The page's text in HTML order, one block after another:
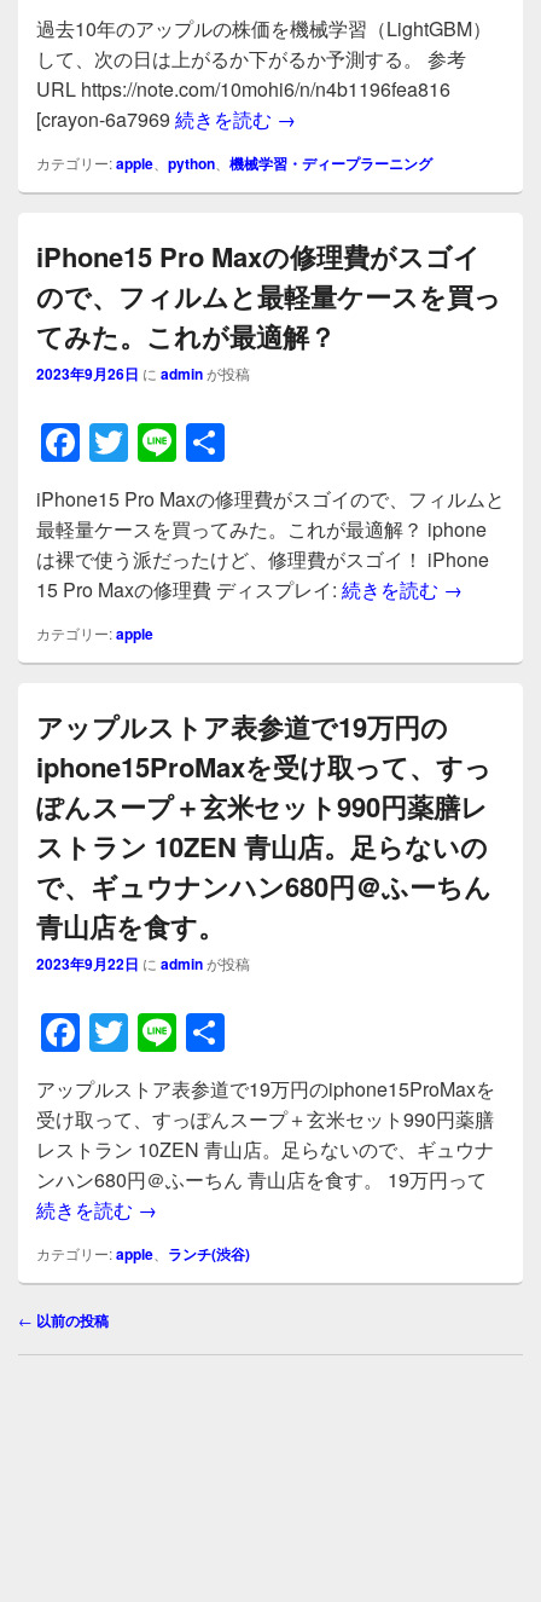
a
c
e
b
o
o
k
wi
tt
er
n
e
有
過去10年のアップルの株価を機械学習（LightGBM）
して、次の日は上がるか下がるか予測する。 参考
URL https://note.com/10mohi6/n/n4b1196fea816
[crayon-6a7969 続きを読む 過去10年のアップルの株価
→
カテゴリー:apple、 python、 機械学習・ディープラーニング
iPhone15 Pro Maxの修理費がスゴイ
ので、フィルムと最軽量ケースを買っ
てみた。これが最適解？
2023年9月26日 に adminが投稿
F
a
c
e
b
o
o
k
T
wi
tt
er
Li
n
e
有
iPhone15 Pro Maxの修理費がスゴイので、フィルムと
最軽量ケースを買ってみた。これが最適解？ iphone
は裸で使う派だったけど、修理費がスゴイ！ iPhone
15 Pro Maxの修理費 ディスプレイ: 続きを読む iPhone15
→
カテゴリー:apple
アップルストア表参道で19万円の
iphone15ProMaxを受け取って、すっ
ぽんスープ＋玄米セット990円薬膳レ
ストラン 10ZEN 青山店。足らないの
で、ギュウナンハン680円＠ふーちん
青山店を食す。
2023年9月22日 に adminが投稿
F
a
c
e
b
o
o
k
T
wi
tt
er
Li
n
e
有
アップルストア表参道で19万円のiphone15ProMaxを
受け取って、すっぽんスープ＋玄米セット990円薬膳
レストラン 10ZEN 青山店。足らないので、ギュウナ
ンハン680円＠ふーちん 青山店を食す。 19万円って
続きを読む アップルストア表参道で19万円の
→
カテゴリー:apple ランチ(渋谷)
投← 以前の投稿